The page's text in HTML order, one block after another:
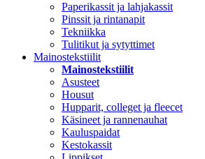
Paperikassit ja lahjakassit
Pinssit ja rintanapit
Tekniikka
Tulitikut ja sytyttimet
Mainostekstiilit
Mainostekstiilit
Asusteet
Housut
Hupparit, colleget ja fleecet
Käsineet ja rannenauhat
Kauluspaidat
Kestokassit